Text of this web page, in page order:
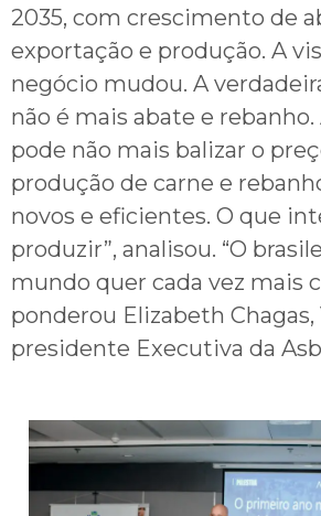
2035, com crescimento de
exportação e produção. A
negócio mudou. A
não é mais abate e rebanho.
pode não mais balizar o
produção de carne e
novos e eficientes. O que
produzir”, analisou. “O
mundo quer cada vez mais
ponderou Elizabeth Chagas,
presidente Executiva da